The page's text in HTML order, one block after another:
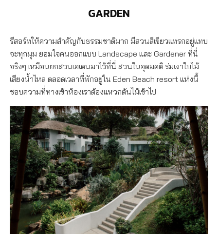
GARDEN
รีสอร์ทให้ความสำคัญกับธรรมชาติมาก มีสวนสีเขียวแทรกอยู่แทบ
จะทุกมุม ยอมใจคนออกแบบ Landscape และ Gardener ที่นี่
จริงๆ เหมือนยกสวนเอเดนมาไว้ที่นี่ สวนในอุดมคติ ร่มเงาใบไม้
เสียงน้ำไหล ตลอดเวลาที่พักอยู่ใน Eden Beach resort แห่งนี้
ชอบความที่ทางเข้าห้องเราต้องแหวกต้นไม้เข้าไป